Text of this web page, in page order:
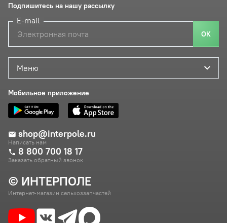
© ИНТЕРПОЛЕ
Интернет-магазин сельхоззапчастей
Меню
Мобильное приложение
shop@interpole.ru
Написать нам
8 800 700 18 17
Заказать обратный звонок
Подпишитесь на нашу рассылку
E-mail
ОК